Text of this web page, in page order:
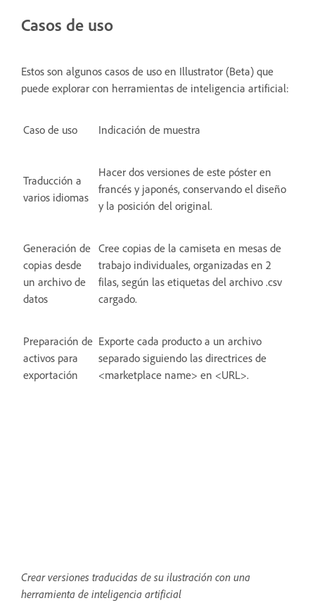
Casos de uso
Estos son algunos casos de uso en Illustrator (Beta) que
puede explorar con herramientas de inteligencia artificial:
Caso de uso Indicación de muestra
Traducción a
varios idiomas
Hacer dos versiones de este póster en
francés y japonés, conservando el diseño
y la posición del original.
Generación de
copias desde
un archivo de
datos
Cree copias de la camiseta en mesas de
trabajo individuales, organizadas en 2
filas, según las etiquetas del archivo .csv
cargado.
Preparación de
activos para
exportación
Exporte cada producto a un archivo
separado siguiendo las directrices de
<marketplace name> en <URL>.
Crear versiones traducidas de su ilustración con una
herramienta de inteligencia artificial